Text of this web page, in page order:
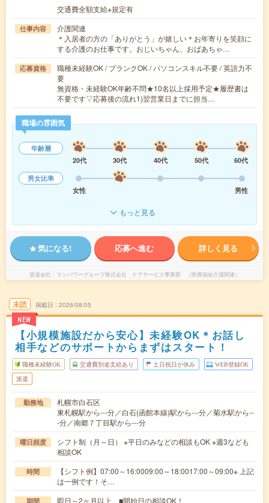
交通費全額支給※規定有
仕事内容
介護関連
＊入居者の方の「ありがとう」が嬉しい＊お年寄りを笑顔に
する介護のお仕事です。おじいちゃん、おばあちゃ…
応募資格
職種未経験OK / ブランクOK / パソコンスキル不要 / 英語力不
要
無資格・未経験OK年齢不問★10名以上採用予定★履歴書は
不要です▽応募後の流れ1)翌営業日までに担当…
職場の雰囲気
年齢層
20代
30代 40代 50代
60代
男女比率
女性
男性
もっと見る
気になる! 応募へ進む 詳しく見る
派遣会社 マンパワーグループ株式会社 ケアサービス事業部 （医療福祉介護関連）
未読
NEW
掲載日 2026/08/05
【小規模施設だから安心】未経験OK＊お話し
相手などのサポートからまずはスタート！
職種未経験OK 交通費別途支給あり 土日祝日が休み WEB登録OK
派遣
勤務地
札幌市白石区
東札幌駅から---分／白石(函館本線)駅から---分／菊水駅から--
-分／南郷７丁目駅から---分
曜日頻度
シフト制（月～日） ※平日のみなどの相談もOK ※週3なども
相談OK
時間
【シフト例】07:00～16:0009:00～18:0017:00～09:00※ 上記
は一例です！そ…
期間 即日～2ヶ月以上 ■開始日の相談OK！